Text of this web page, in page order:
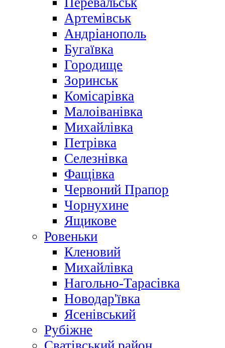
Артемівськ
Андріанополь
Бугаївка
Городище
Зоринськ
Комісарівка
Малоіванівка
Михайлівка
Петрівка
Селезнівка
Фащівка
Червоний Прапор
Чорнухине
Ящикове
Ровеньки
Кленовий
Михайлівка
Нагольно-Тарасівка
Новодар'ївка
Ясенівський
Рубіжне